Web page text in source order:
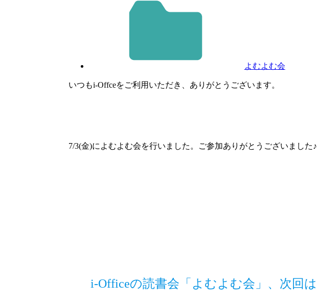
よむよむ会
いつもi-Offceをご利用いただき、ありがとうございます。
7/3(金)によむよむ会を行いました。ご参加ありがとうございました♪
i-Officeの読書会「よむよむ会」、次回は